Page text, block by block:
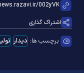
اشتراک گذاری
برچسب ها: دیدار